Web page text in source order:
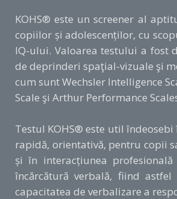
KOHS® este un screener al
copiilor și adolescenților, cu
IQ-ului. Valoarea testului a fost
de deprinderi spaţial-vizuale şi
cum sunt Wechsler Intelligence
Scale şi Arthur Performance
Testul KOHS® este util
rapidă, orientativă, pentru copii
și în interacțiunea
încărcătură verbală, fiind
capacitatea de verbalizare a